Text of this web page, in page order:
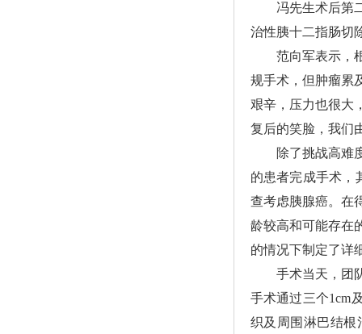
冯先生术后第
治性胰十二指肠切
范向军表示，
规手术，但肿瘤累
艰辛，压力也很大
复后的笑脸，我们
除了挑战高难
的患者完成手术，
查考虑胰腺癌。在
龄较高和可能存在
的情况下制定了详
手术当天，团
手术通过三个1cm
织及周围淋巴结根